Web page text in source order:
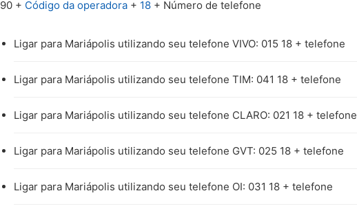
90 + Código da operadora+ 18+ Número de telefone
Ligar para Mariápolis utilizando seu telefone VIVO: 015 18 + telefone
Ligar para Mariápolis utilizando seu telefone TIM: 041 18 + telefone
Ligar para Mariápolis utilizando seu telefone CLARO: 021 18 + telefone
Ligar para Mariápolis utilizando seu telefone GVT: 025 18 + telefone
Ligar para Mariápolis utilizando seu telefone OI: 031 18 + telefone